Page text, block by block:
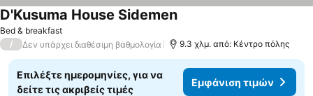
Bed & breakfast
D'Kusuma House Sidemen
/ Δεν υπάρχει διαθέσιμη βαθμολογία 9.3 χλμ. από: Κέντρο πόλης
Επιλέξτε ημερομηνίες, για να
δείτε τις ακριβείς τιμές
Εμφάνιση τιμών